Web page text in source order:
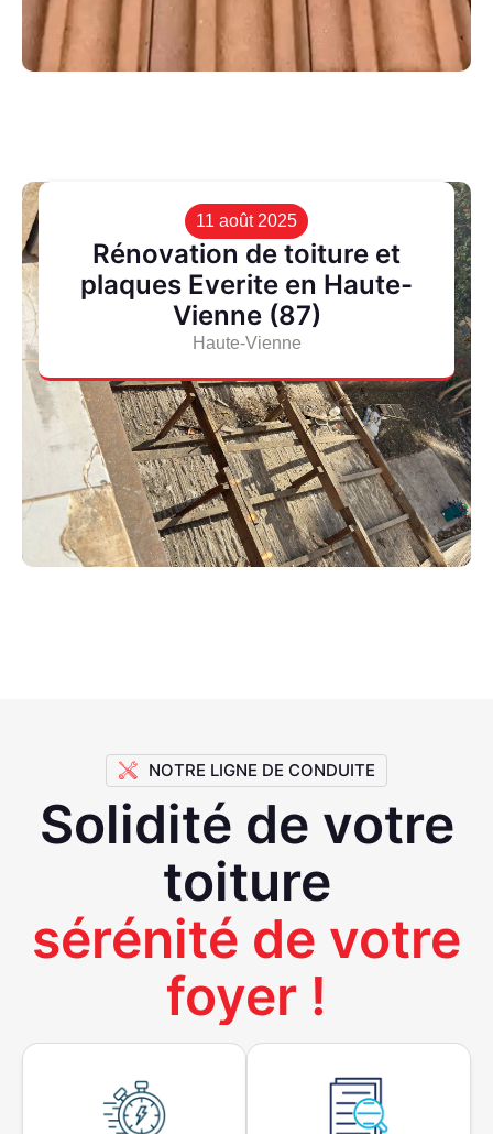
11 août 2025
Rénovation de toiture et
plaques Everite en Haute-
Vienne (87)
Haute-Vienne
NOTRE LIGNE DE CONDUITE
Solidité de votre
toiture
sérénité de votre
foyer !